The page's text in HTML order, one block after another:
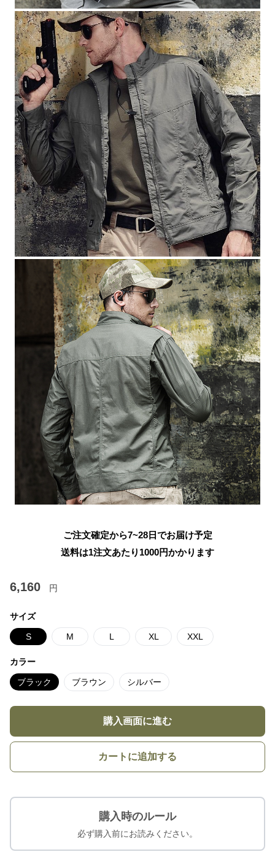
ご注文確定から7~28日でお届け予定
送料は1注文あたり 1000円かかります
6,160 円
サイズ
S M L XL XXL
カラー
ブラック ブラウン シルバー
購入画面に進む
カートに追加する
購入時のルール
必ず購入前にお読みください。